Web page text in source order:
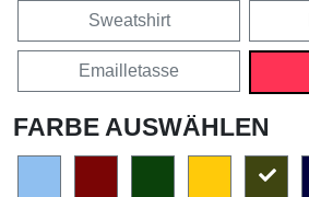
Sweatshirt
Emailletasse
FARBE AUSWÄHLEN